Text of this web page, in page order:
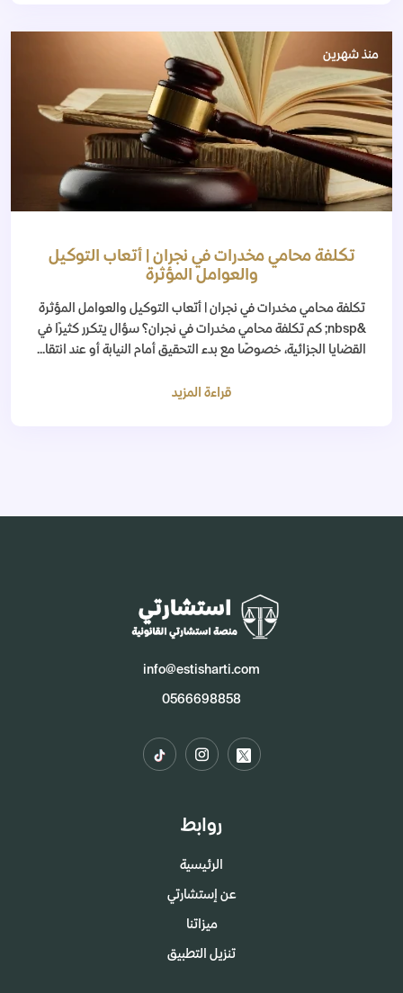
منذ شهرين
تكلفة محامي مخدرات في نجران | أتعاب التوكيل
والعوامل المؤثرة
تكلفة محامي مخدرات في نجران | أتعاب التوكيل والعوامل المؤثرة
&nbsp; كم تكلفة محامي مخدرات في نجران؟ سؤال يتكرر كثيرًا في
القضايا الجزائية، خصوصًا مع بدء التحقيق أمام النيابة أو عند انتقا...
قراءة المزيد
info@estisharti.com
0566698858
روابط
الرئيسية
عن إستشارتي
ميزاتنا
تنزيل التطبيق